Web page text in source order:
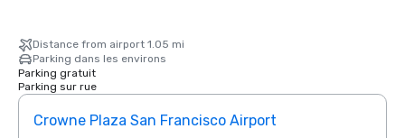
Distance from airport 1.05 mi
Parking dans les environs
Parking gratuit
Parking sur rue
Crowne Plaza San Francisco Airport